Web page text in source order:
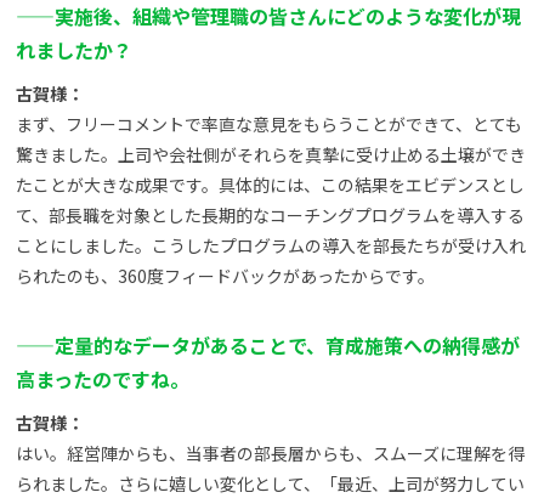
——実施後、組織や管理職の皆さんにどのような変化が現
れましたか？
古賀様：
まず、フリーコメントで率直な意見をもらうことができて、とても
驚きました。上司や会社側がそれらを真摯に受け止める土壌ができ
たことが大きな成果です。具体的には、この結果をエビデンスとし
て、部長職を対象とした長期的なコーチングプログラムを導入する
ことにしました。こうしたプログラムの導入を部長たちが受け入れ
られたのも、360度フィードバックがあったからです。
——定量的なデータがあることで、育成施策への納得感が
高まったのですね。
古賀様：
はい。経営陣からも、当事者の部長層からも、スムーズに理解を得
られました。さらに嬉しい変化として、「最近、上司が努力してい